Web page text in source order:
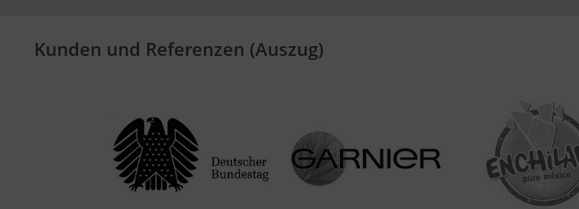
Kunden und Referenzen (Auszug)